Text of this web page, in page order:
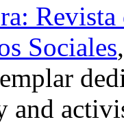
Sociales
and